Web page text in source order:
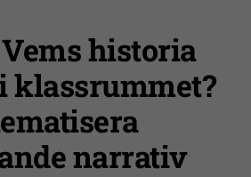
historia
klassrummet?
narrativ